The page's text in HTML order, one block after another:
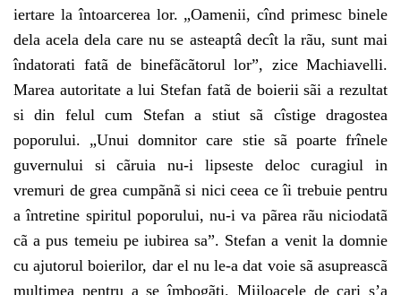
iertare la întoarcerea lor. „Oamenii, cînd primesc binele
dela acela dela care nu se asteaptâ decît la rãu, sunt mai
îndatorati fatã de binefãcãtorul lor”, zice Machiavelli.
Marea autoritate a lui Stefan fatã de boierii sãi a rezultat
si din felul cum Stefan a stiut sã cîstige dragostea
poporului. „Unui domnitor care stie sã poarte frînele
guvernului si cãruia nu-i lipseste deloc curagiul in
vremuri de grea cumpãnã si nici ceea ce îi trebuie pentru
a întretine spiritul poporului, nu-i va pãrea rãu niciodatã
cã a pus temeiu pe iubirea sa”. Stefan a venit la domnie
cu ajutorul boierilor, dar el nu le-a dat voie sã asupreascã
multimea pentru a se îmbogãti. Mijloacele de cari s’a